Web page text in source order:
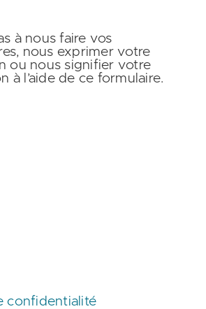
à nous faire vos
nous exprimer votre
ou nous signifier votre
à l’aide de ce formulaire.
confidentialité